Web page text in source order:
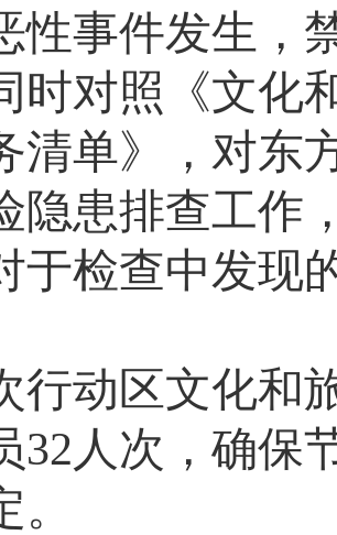
性事件发生，
时对照《文化
清单》，对东
隐患排查工作
于检查中发现
行动区文化和
32人次，确保